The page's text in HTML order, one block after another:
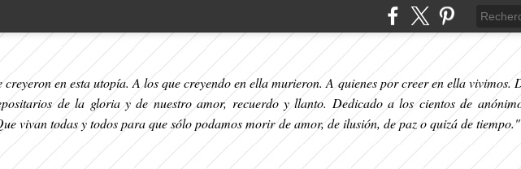
creyeron en esta utopía. A los que creyendo en ella murieron. A quienes por creer en ella vivimos.
de la gloria y de nuestro amor, recuerdo y llanto. Dedicado a los cientos de
vivan todas y todos para que sólo podamos morir de amor, de ilusión, de paz o quizá de tiempo."